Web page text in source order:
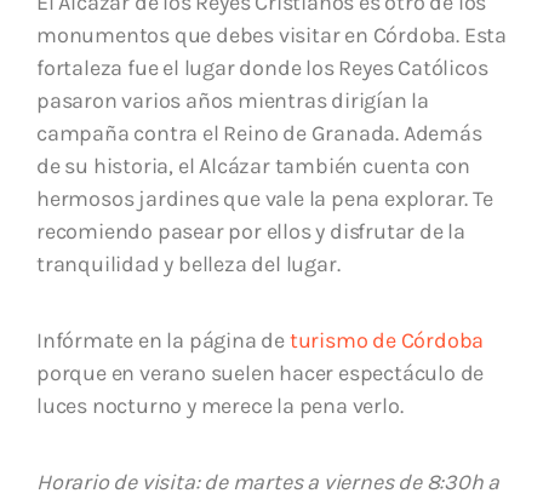
monumentos que debes visitar en Córdoba. Esta
fortaleza fue el lugar donde los Reyes Católicos
pasaron varios años mientras dirigían la
campaña contra el Reino de Granada. Además
de su historia, el Alcázar también cuenta con
hermosos jardines que vale la pena explorar. Te
recomiendo pasear por ellos y disfrutar de la
tranquilidad y belleza del lugar.
Infórmate en la página deturismo de Córdoba
porque en verano suelen hacer espectáculo de
luces nocturno y merece la pena verlo.
Horario de visita: de martes a viernes de 8:30h a